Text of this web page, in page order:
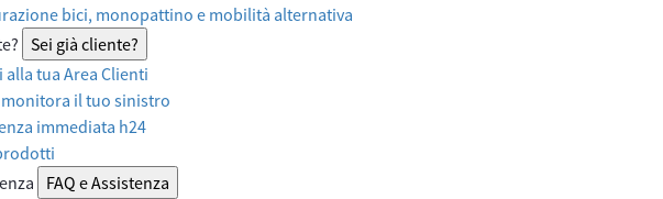
bici, monopattino e mobilità alternativa
Sei già cliente?
alla tua Area Clienti
il tuo sinistro
immediata h24
FAQ e Assistenza